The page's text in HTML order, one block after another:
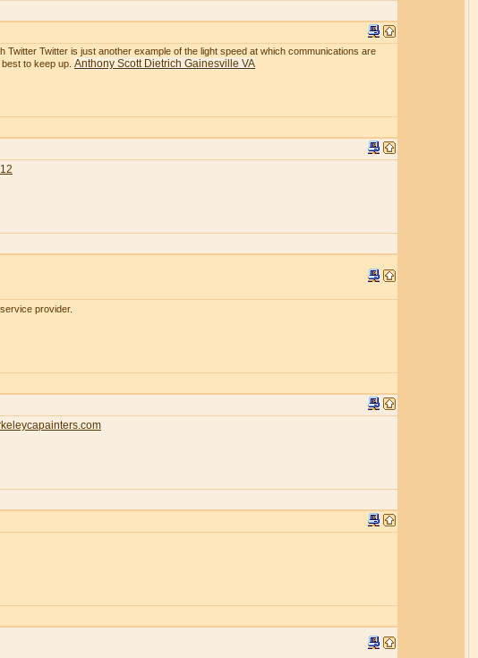
Twitter is just another example of the light speed at which communications are
to keep up. Anthony Scott Dietrich Gainesville VA
provider.